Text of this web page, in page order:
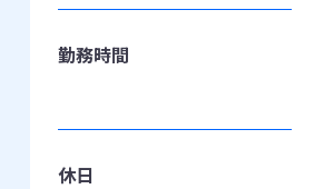
勤務時間
休日